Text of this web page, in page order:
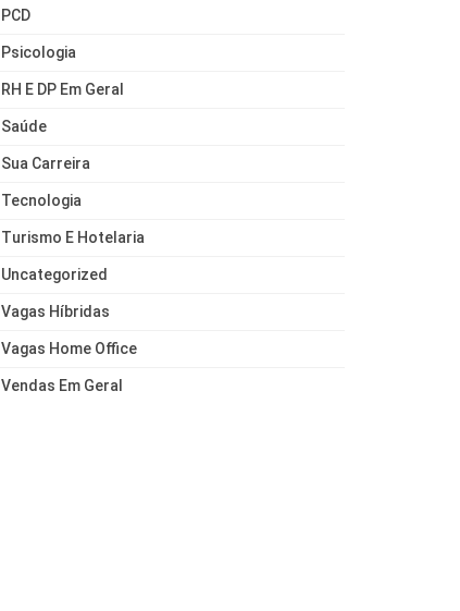
PCD
Psicologia
RH E DP Em Geral
Saúde
Sua Carreira
Tecnologia
Turismo E Hotelaria
Uncategorized
Vagas Híbridas
Vagas Home Office
Vendas Em Geral